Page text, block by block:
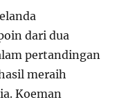
dari dua
pertandingan
meraih
Koeman